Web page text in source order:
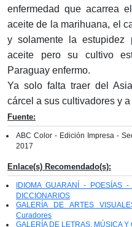
enfermedad que acarrea
aceite de la marihuana, el
y solamente la estupidez
aceite pero su cultivo
Paraguay enfermo.
Ya solo falta traer del
cárcel a sus cultivadores y
Fuente:
ABC Color - Edición Impresa -
2017
Enlace(s) Recomendado(s):
IDIOMA GUARANÍ - POESÍAS
DICCIONARIOS
GALERÍA DE ARTES
Curadores
GALERÍA DE LETRAS, MÚSICA